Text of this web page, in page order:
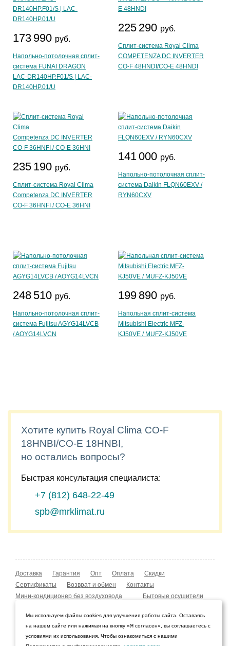
173 990 руб.
Напольно-потолочная сплит-
система FUNAI DRAGON
LAC-DR140HP.F01/S | LAC-
DR140HP.01/U
225 290 руб.
Сплит-система Royal Clima
COMPETENZA DC INVERTER
CO-F 48HNDI/CO-E 48HNDI
235 190 руб.
Сплит-система Royal Clima
Competenza DC INVERTER
CO-F 36HNFI / CO-E 36HNI
141 000 руб.
Напольно-потолочная сплит-
система Daikin FLQN60EXV /
RYN60CXV
248 510 руб.
Напольно-потолочная сплит-
система Fujitsu AGYG14LVCB
/ AOYG14LVCN
199 890 руб.
Напольная сплит-система
Mitsubishi Electric MFZ-
KJ50VE / MUFZ-KJ50VE
Хотите купить Royal Clima CO-F
18HNBI/CO-E 18HNBI,
но остались вопросы?
Быстрая консультация специалиста:
+7 (812) 648-22-49
spb@mrklimat.ru
Доставка Гарантия Опт Оплата
Скидки
Сертификаты
Возврат и обмен
Контакты
Мини-кондиционер без воздуховода
Бытовые осушители
Мобильные кондиционеры
Охладители воздуха
Мойка воздуха Boneco W210
Мы используем файлы cookies для улучшения работы сайта. Оставаясь
на нашем сайте или нажимая на кнопку «Я согласен», вы соглашаетесь с
условиями их использования. Чтобы ознакомиться с нашими